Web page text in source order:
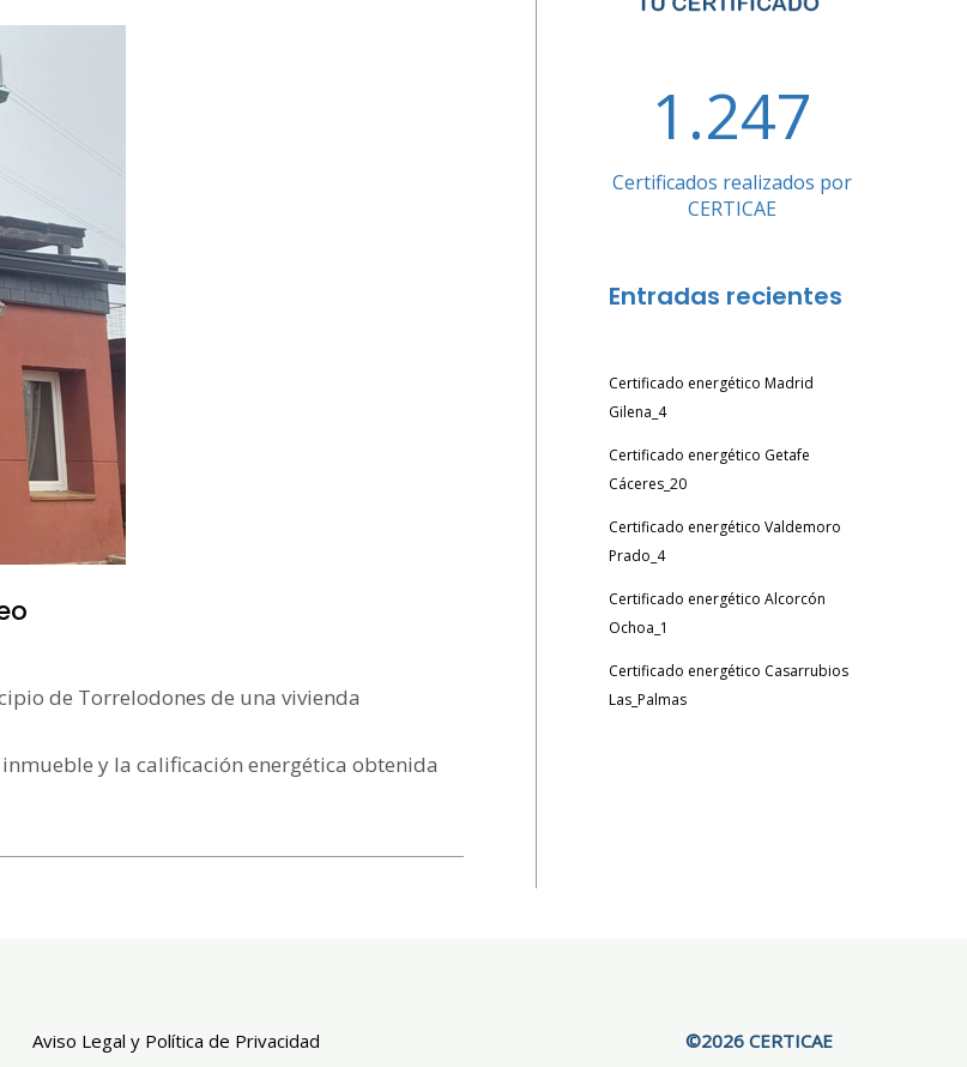
de Torrelodones de una vivienda
y la calificación energética obtenida
1.247
Certificados realizados por
CERTICAE
Entradas recientes
Certificado energético Madrid
Gilena_4
Certificado energético Getafe
Cáceres_20
Certificado energético Valdemoro
Prado_4
Certificado energético Alcorcón
Ochoa_1
Certificado energético Casarrubios
Las_Palmas
Aviso Legal y Política de Privacidad ©2026 CERTICAE